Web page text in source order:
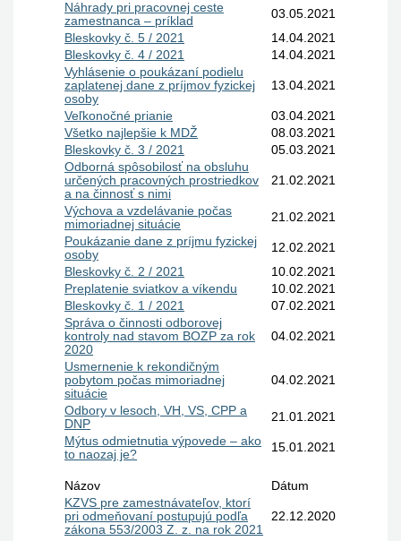
Náhrady pri pracovnej ceste
zamestnanca – príklad
03.05.2021
Bleskovky č. 5 / 2021
14.04.2021
Bleskovky č. 4 / 2021
14.04.2021
Vyhlásenie o poukázaní podielu
zaplatenej dane z príjmov fyzickej
osoby
13.04.2021
Veľkonočné prianie
03.04.2021
Všetko najlepšie k MDŽ
08.03.2021
Bleskovky č. 3 / 2021
05.03.2021
Odborná spôsobilosť na obsluhu
určených pracovných prostriedkov
a na činnosť s nimi
21.02.2021
Výchova a vzdelávanie počas
mimoriadnej situácie
21.02.2021
Poukázanie dane z príjmu fyzickej
osoby
12.02.2021
Bleskovky č. 2 / 2021
10.02.2021
Preplatenie sviatkov a víkendu
10.02.2021
Bleskovky č. 1 / 2021
07.02.2021
Správa o činnosti odborovej
kontroly nad stavom BOZP za rok
2020
04.02.2021
Usmernenie k rekondičným
pobytom počas mimoriadnej
situácie
04.02.2021
Odbory v lesoch, VH, VS, CPP a
DNP
21.01.2021
Mýtus odmietnutia výpovede – ako
to naozaj je?
15.01.2021
Názov
Dátum
KZVS pre zamestnávateľov, ktorí
pri odmeňovaní postupujú podľa
zákona 553/2003 Z. z. na rok 2021
22.12.2020